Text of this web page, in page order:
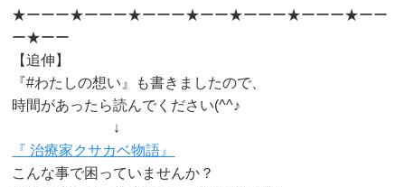
★ーーー★ーーー★ーーー★ーー★ーーー★ーーー★ーー
ー★ーー
【追伸】
『#わたしの想い』も書きましたので、
時間があったら読んでください(^^♪
↓
『 治療家クサカベ物語』
こんな事で困っていませんか？